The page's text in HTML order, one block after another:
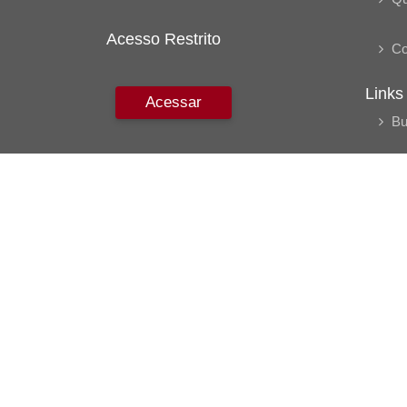
Acesso Restrito
Acessar